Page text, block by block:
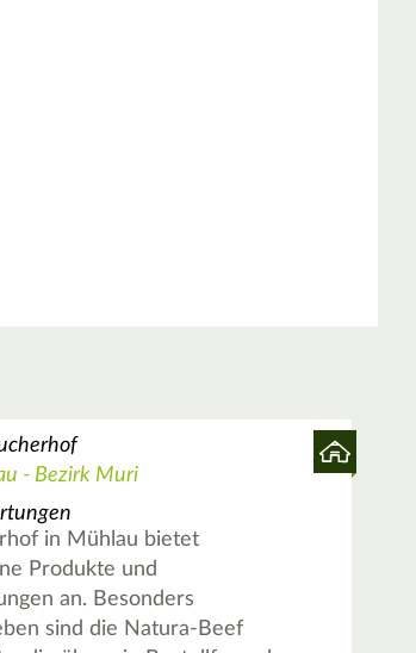
- Bezirk Muri
in Mühlau bietet
Produkte und
an. Besonders
sind die Natura-Beef